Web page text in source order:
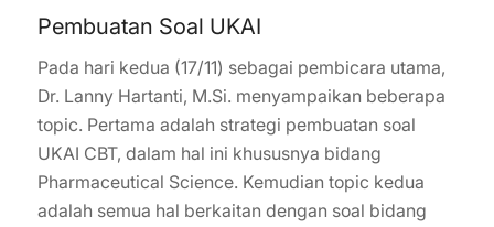
Pembuatan Soal UKAI
Pada hari kedua (17/11) sebagai pembicara utama,
Dr. Lanny Hartanti, M.Si. menyampaikan beberapa
topic. Pertama adalah strategi pembuatan soal
UKAI CBT, dalam hal ini khususnya bidang
Pharmaceutical Science. Kemudian topic kedua
adalah semua hal berkaitan dengan soal bidang